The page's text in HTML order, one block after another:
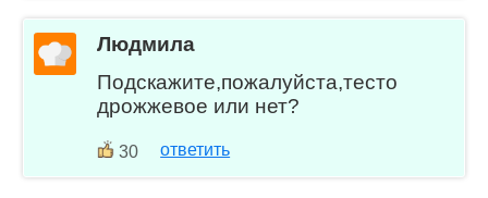
Людмила
Подскажите,пожалуйста,тесто
дрожжевое или нет?
30 ответить